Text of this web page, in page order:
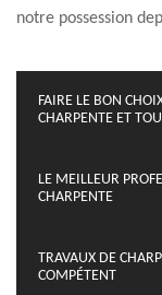
notre possession
FAIRE LE BON
CHARPENTE ET
LE MEILLEUR
CHARPENTE
TRAVAUX DE
COMPÉTENT